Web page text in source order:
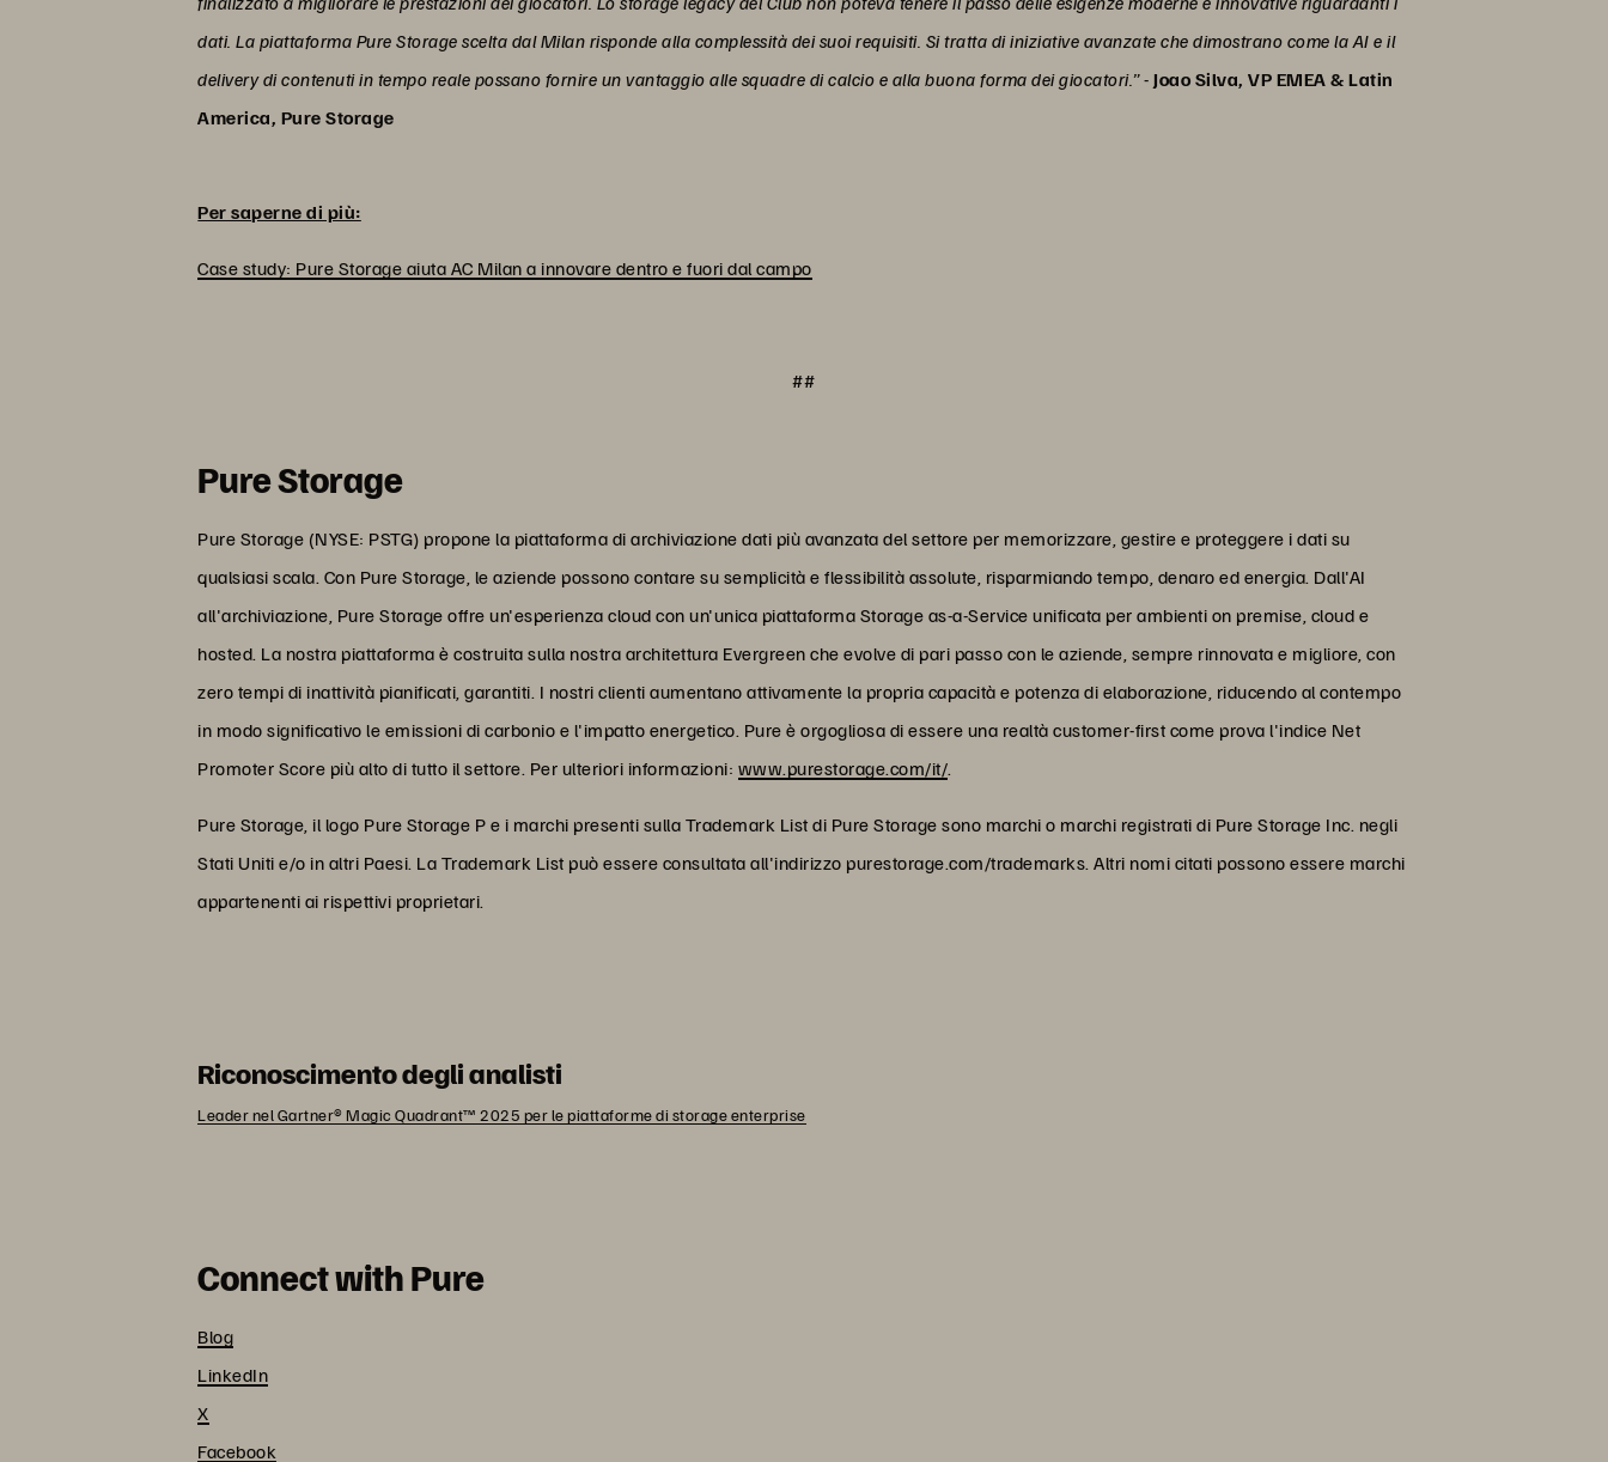
dati. La piattaforma Pure Storage scelta dal Milan risponde alla complessità dei suoi requisiti. Si tratta di iniziative avanzate che dimostrano come la AI e il
delivery di contenuti in tempo reale possano fornire un vantaggio alle squadre di calcio e alla buona forma dei giocatori.”-Joao Silva, VP EMEA & Latin
America, Pure Storage
Per saperne di più:
Case study: Pure Storage aiuta AC Milan a innovare dentro e fuori dal campo
##
Pure Storage
Pure Storage (NYSE: PSTG) propone la piattaforma di archiviazione dati più avanzata del settore per memorizzare, gestire e proteggere i dati su
qualsiasi scala. Con Pure Storage, le aziende possono contare su semplicità e flessibilità assolute, risparmiando tempo, denaro ed energia. Dall'AI
all'archiviazione, Pure Storage offre un'esperienza cloud con un'unica piattaforma Storage as-a-Service unificata per ambienti on premise, cloud e
hosted. La nostra piattaforma è costruita sulla nostra architettura Evergreen che evolve di pari passo con le aziende, sempre rinnovata e migliore, con
zero tempi di inattività pianificati, garantiti. I nostri clienti aumentano attivamente la propria capacità e potenza di elaborazione, riducendo al contempo
in modo significativo le emissioni di carbonio e l'impatto energetico. Pure è orgogliosa di essere una realtà customer-first come prova l'indice Net
Promoter Score più alto di tutto il settore. Per ulteriori informazioni: www.purestorage.com/it/.
Pure Storage, il logo Pure Storage P e i marchi presenti sulla Trademark List di Pure Storage sono marchi o marchi registrati di Pure Storage Inc. negli
Stati Uniti e/o in altri Paesi. La Trademark List può essere consultata all'indirizzo purestorage.com/trademarks. Altri nomi citati possono essere marchi
appartenenti ai rispettivi proprietari.
Riconoscimento degli analisti
Leader nel Gartner® Magic Quadrant™ 2025 per le piattaforme di storage enterprise
Connect with Pure
Blog
LinkedIn
X
Facebook